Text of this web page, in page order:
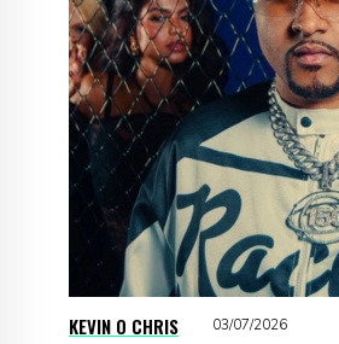
KEVIN O CHRIS 03/07/2026